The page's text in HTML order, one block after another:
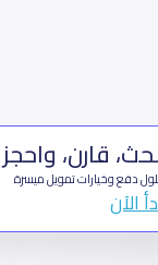
قارن، واحجز
دفع وخيارات تمويل ميسرة
الآن